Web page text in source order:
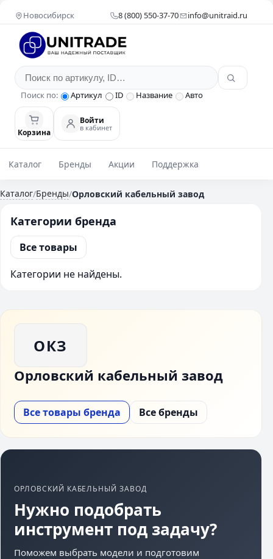
Новосибирск 8 (800) 550-37-70 info@unitraid.ru
Поиск по: Артикул ID Название Авто
Корзина
Войти
в кабинет
Каталог Бренды Акции Поддержка
Каталог/Бренды/Орловский кабельный завод
Категории бренда
Все товары
Категории не найдены.
ОКЗ
Орловский кабельный завод
Все товары бренда Все бренды
ОРЛОВСКИЙ КАБЕЛЬНЫЙ ЗАВОД
Нужно подобрать
инструмент под задачу?
Поможем выбрать модели и подготовим